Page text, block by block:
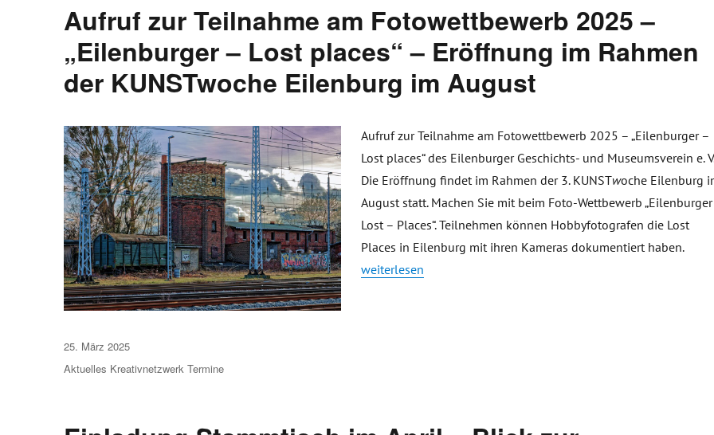
Aufruf zur Teilnahme am Fotowettbewerb 2025 –
„Eilenburger – Lost places“ – Eröffnung im Rahmen
der KUNSTwoche Eilenburg im August
Aufruf zur Teilnahme am Fotowettbewerb 2025 – „Eilenburger –
Lost places“ des Eilenburger Geschichts- und Museumsverein e.
Die Eröffnung findet im Rahmen der 3. KUNSTwoche Eilenburg
August statt. Machen Sie mit beim Foto-Wettbewerb
Lost – Places“. Teilnehmen können Hobbyfotografen die Lost
Places in Eilenburg mit ihren Kameras dokumentiert haben.
„Aufruf zur Teilnahme am Fotowettbewerb 2025 – „Eilenburger
weiterlesen
Veröffentlicht
am
25. März 2025
Aktuelles Kreativnetzwerk Termine